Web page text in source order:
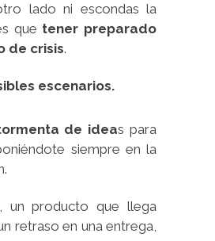
lado ni escondas la
que tener preparado
de crisis.
escenarios.
de ideas para
siempre en la
un producto que llega
retraso en una entrega,